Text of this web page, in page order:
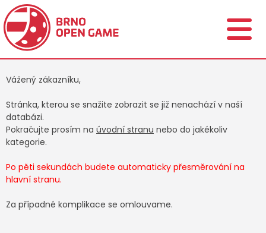
Vážený zákazníku,
Stránka, kterou se snažite zobrazit se již nenachází v naší
databázi.
Pokračujte prosím na úvodní stranu nebo do jakékoliv
kategorie.
Po pěti sekundách budete automaticky přesměrování na
hlavní stranu.
Za případné komplikace se omlouvame.